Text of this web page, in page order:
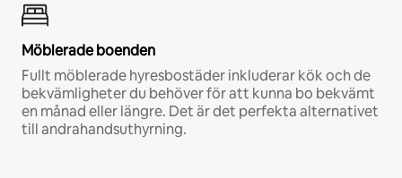
Möblerade boenden
Fullt möblerade hyresbostäder inkluderar kök och de
bekvämligheter du behöver för att kunna bo bekvämt
en månad eller längre. Det är det perfekta alternativet
till andrahandsuthyrning.